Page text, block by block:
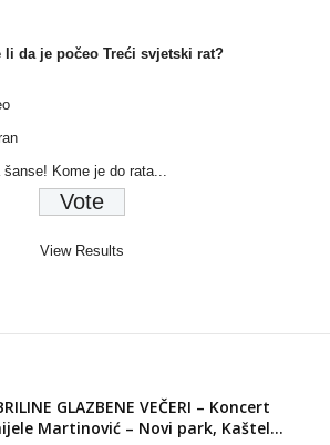
li da je počeo Treći svjetski rat?
Kome je do rata...
View Results
GLAZBENE VEČERI – Koncert
Martinović – Novi park, Kaštel...